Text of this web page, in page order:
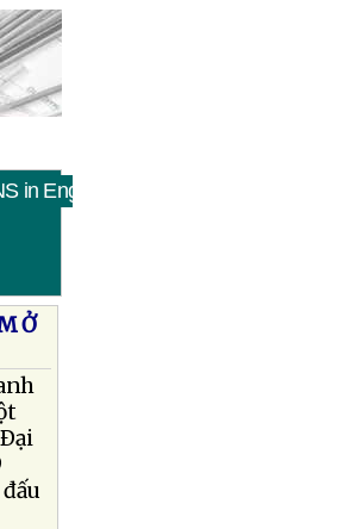
in English
Ở